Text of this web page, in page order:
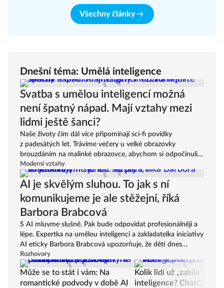
Všechny články
Dnešní téma: Umělá inteligence
Svatba s umělou inteligencí možná
není špatný nápad. Mají vztahy mezi
lidmi ještě šanci?
Naše životy čím dál více připomínají sci-fi povídky
z padesátých let. Trávíme večery u velké obrazovky
brouzdáním na malinké obrazovce, abychom si odpočinuli
po celém dni stráveném u středně velké obrazovky. Máme
možná hlubší vztah se svým displejem než s lidmi, kteří se
nacházejí na jeho druhé straně. Nebo na druhé straně bytu.
Moderní vztahy
AI je skvělým sluhou. To jak s ní
komunikujeme je ale stěžejní, říká
Barbora Brabcová
S AI mluvme slušně. Pak bude odpovídat profesionálněji a
lépe. Expertka na umělou inteligenci a zakladatelka iniciativy
AI eticky Barbora Brabcová upozorňuje, že děti dnes
chápou bezpečnostní rizika lépe než mnozí dospělí.
Rozhovory
Může se to stát i vám: Na
romantické podvody v době AI
Kolik lidí už „zabila“
inteligence? ChatGPT